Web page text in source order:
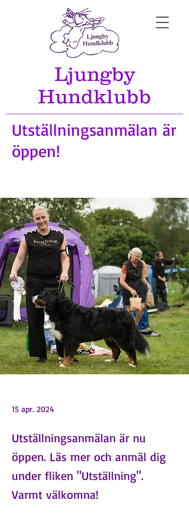
Ljungby
Hundklubb
Utställningsanmälan är
öppen!
15 apr. 2024
Utställningsanmälan är nu
öppen. Läs mer och anmäl dig
under fliken "Utställning".
Varmt välkomna!